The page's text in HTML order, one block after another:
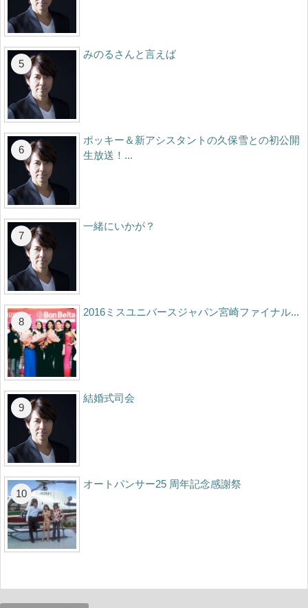
みのるさんと言えば
ポッキー＆新アシスタントの久保雪との初公開
生放送！...
一緒にいかが？
2016ミスユニバースジャパン宮崎ファイナル...
結婚式司会
オートパンサー25 周年記念感謝祭